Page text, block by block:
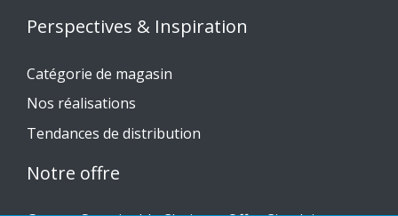
Perspectives & Inspiration
Catégorie de magasin
Nos réalisations
Tendances de distribution
Notre offre